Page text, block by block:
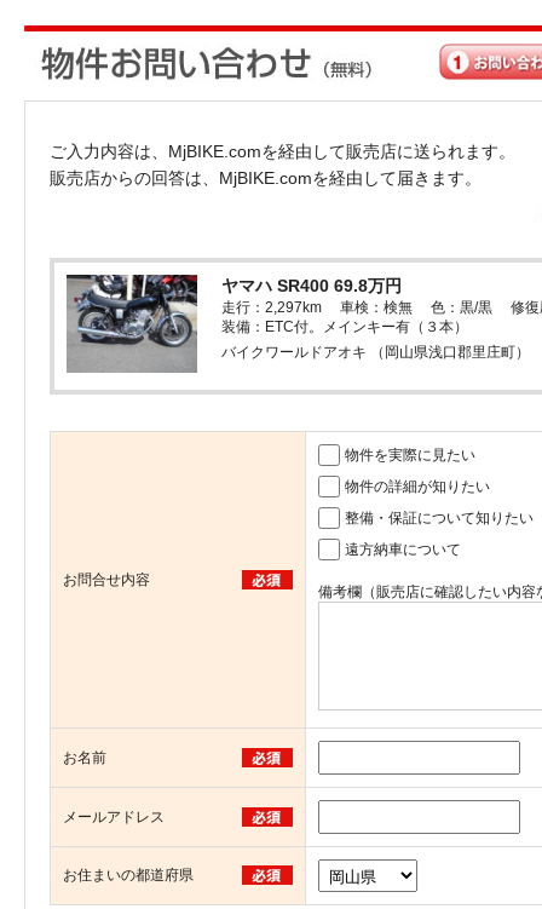
ご入力内容は、MjBIKE.comを経由して販売店に送られます。
販売店からの回答は、MjBIKE.comを経由して届きます。
ヤマハ SR400 69.8万円
走行：2,297km 車検：検無 色：黒/黒 修復
装備：ETC付。メインキー有（３本）
バイクワールドアオキ （岡山県浅口郡里庄町）
お問合せ内容
物件を実際に見たい
物件の詳細が知りたい
整備・保証について知りたい
遠方納車について
備考欄（販売店に確認したい内
お名前
メールアドレス
お住まいの都道府県